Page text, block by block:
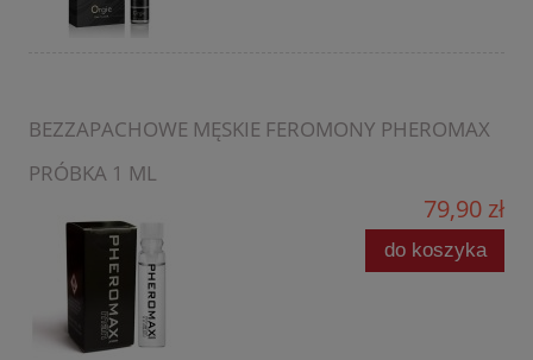
BEZZAPACHOWE MĘSKIE FEROMONY PHEROMAX
PRÓBKA 1 ML
79,90 zł
do koszyka